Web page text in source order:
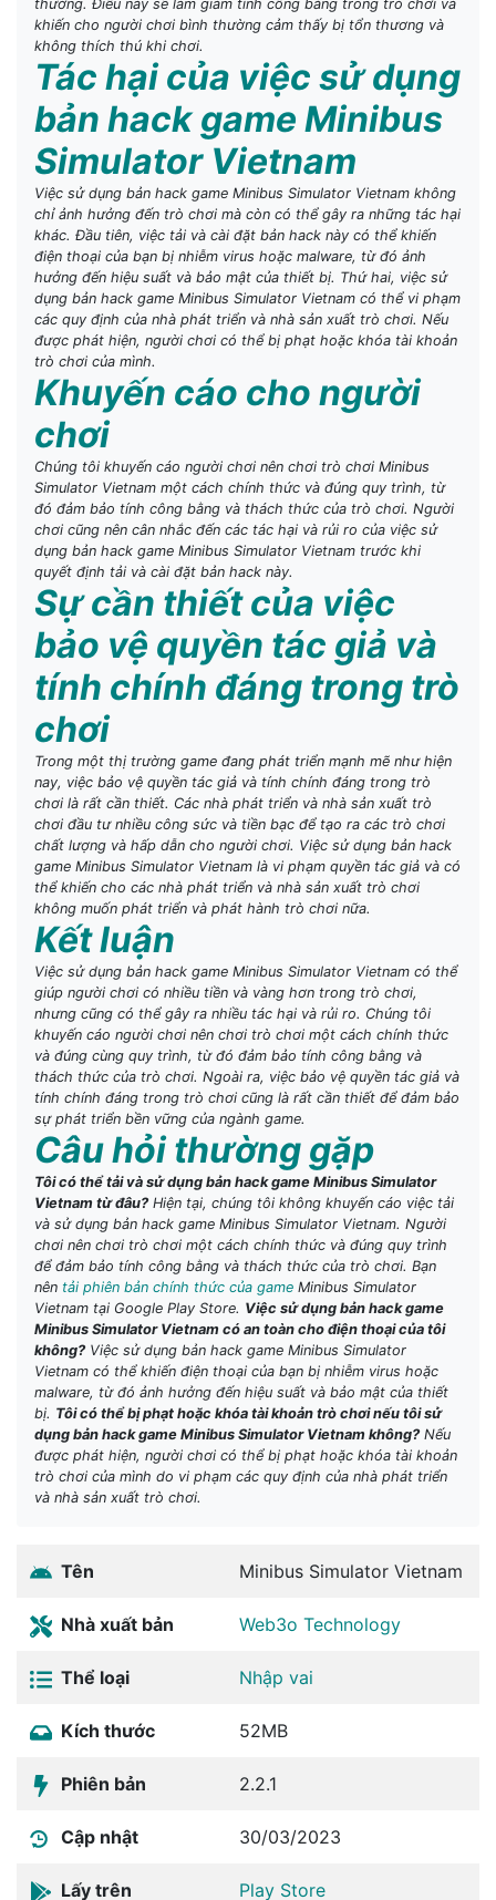
thường. Điều này sẽ làm giảm tính công bằng trong trò chơi và
khiến cho người chơi bình thường cảm thấy bị tổn thương và
không thích thú khi chơi.
Tác hại của việc sử dụng
bản hack game Minibus
Simulator Vietnam
Việc sử dụng bản hack game Minibus Simulator Vietnam không
chỉ ảnh hưởng đến trò chơi mà còn có thể gây ra những tác hại
khác. Đầu tiên, việc tải và cài đặt bản hack này có thể khiến
điện thoại của bạn bị nhiễm virus hoặc malware, từ đó ảnh
hưởng đến hiệu suất và bảo mật của thiết bị. Thứ hai, việc sử
dụng bản hack game Minibus Simulator Vietnam có thể vi phạm
các quy định của nhà phát triển và nhà sản xuất trò chơi. Nếu
được phát hiện, người chơi có thể bị phạt hoặc khóa tài khoản
trò chơi của mình.
Khuyến cáo cho người
chơi
Chúng tôi khuyến cáo người chơi nên chơi trò chơi Minibus
Simulator Vietnam một cách chính thức và đúng quy trình, từ
đó đảm bảo tính công bằng và thách thức của trò chơi. Người
chơi cũng nên cân nhắc đến các tác hại và rủi ro của việc sử
dụng bản hack game Minibus Simulator Vietnam trước khi
quyết định tải và cài đặt bản hack này.
Sự cần thiết của việc
bảo vệ quyền tác giả và
tính chính đáng trong trò
chơi
Trong một thị trường game đang phát triển mạnh mẽ như hiện
nay, việc bảo vệ quyền tác giả và tính chính đáng trong trò
chơi là rất cần thiết. Các nhà phát triển và nhà sản xuất trò
chơi đầu tư nhiều công sức và tiền bạc để tạo ra các trò chơi
chất lượng và hấp dẫn cho người chơi. Việc sử dụng bản hack
game Minibus Simulator Vietnam là vi phạm quyền tác giả và có
thể khiến cho các nhà phát triển và nhà sản xuất trò chơi
không muốn phát triển và phát hành trò chơi nữa.
Kết luận
Việc sử dụng bản hack game Minibus Simulator Vietnam có thể
giúp người chơi có nhiều tiền và vàng hơn trong trò chơi,
nhưng cũng có thể gây ra nhiều tác hại và rủi ro. Chúng tôi
khuyến cáo người chơi nên chơi trò chơi một cách chính thức
và đúng cùng quy trình, từ đó đảm bảo tính công bằng và
thách thức của trò chơi. Ngoài ra, việc bảo vệ quyền tác giả và
tính chính đáng trong trò chơi cũng là rất cần thiết để đảm bảo
sự phát triển bền vững của ngành game.
Câu hỏi thường gặp
Tôi có thể tải và sử dụng bản hack game Minibus Simulator
Vietnam từ đâu?Hiện tại, chúng tôi không khuyến cáo việc tải
và sử dụng bản hack game Minibus Simulator Vietnam. Người
chơi nên chơi trò chơi một cách chính thức và đúng quy trình
để đảm bảo tính công bằng và thách thức của trò chơi. Bạn
nên tải phiên bản chính thức của game Minibus Simulator
Vietnam tại Google Play Store. Việc sử dụng bản hack game
Minibus Simulator Vietnam có an toàn cho điện thoại của tôi
không?Việc sử dụng bản hack game Minibus Simulator
Vietnam có thể khiến điện thoại của bạn bị nhiễm virus hoặc
malware, từ đó ảnh hưởng đến hiệu suất và bảo mật của thiết
bị. Tôi có thể bị phạt hoặc khóa tài khoản trò chơi nếu tôi sử
dụng bản hack game Minibus Simulator Vietnam không?Nếu
được phát hiện, người chơi có thể bị phạt hoặc khóa tài khoản
trò chơi của mình do vi phạm các quy định của nhà phát triển
và nhà sản xuất trò chơi.
Tên Minibus Simulator Vietnam
Nhà xuất bản Web3o Technology
Thể loại Nhập vai
Kích thước 52MB
Phiên bản 2.2.1
Cập nhật 30/03/2023
Lấy trên Play Store